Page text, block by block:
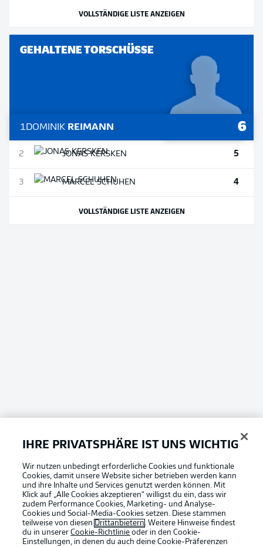
VOLLSTÄNDIGE LISTE ANZEIGEN
GEHALTENE TORSCHÜSSE
1DOMINIK REIMANN 6
2 JONASKERSKEN 5
3 MARCELSCHUHEN 4
VOLLSTÄNDIGE LISTE ANZEIGEN
IHRE PRIVATSPHÄRE IST UNS WICHTIG
Wir nutzen unbedingt erforderliche Cookies und funktionale
Cookies, damit unsere Website sicher betrieben werden kann
und ihre Inhalte und Services genutzt werden können. Mit
Klick auf „Alle Cookies akzeptieren“ willigst du ein, dass wir
zudem Performance Cookies, Marketing- und Analyse-
Cookies und Social-Media-Cookies setzen. Diese stammen
teilweise von diesen Drittanbietern. Weitere Hinweise findest
du in unsererCookie-Richtlinie oder in den Cookie-
Einstellungen, in denen du auch deine Cookie-Präferenzen